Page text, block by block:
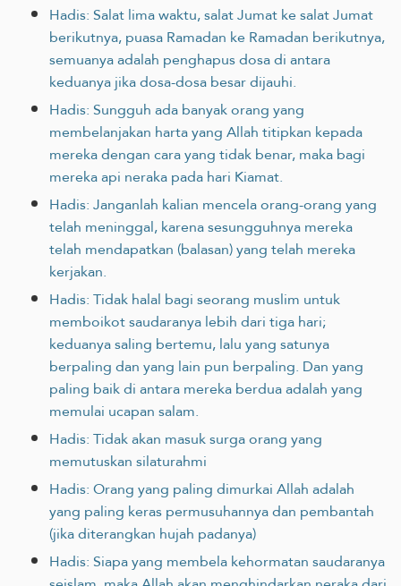
Hadis: Salat lima waktu, salat Jumat ke salat Jumat
berikutnya, puasa Ramadan ke Ramadan berikutnya,
semuanya adalah penghapus dosa di antara
keduanya jika dosa-dosa besar dijauhi.
Hadis: Sungguh ada banyak orang yang
membelanjakan harta yang Allah ‎titipkan kepada
mereka dengan cara yang tidak benar, maka bagi
mereka api neraka pada hari Kiamat.‎
Hadis: Janganlah kalian mencela orang-orang yang
telah meninggal, karena sesungguhnya mereka
telah mendapatkan (balasan) yang telah mereka
kerjakan.
Hadis: Tidak halal bagi seorang muslim untuk
memboikot saudaranya lebih dari tiga hari;
keduanya saling bertemu, lalu yang satunya
berpaling dan yang lain pun berpaling. Dan yang
paling baik di antara mereka berdua adalah yang
memulai ucapan salam.
Hadis: Tidak akan masuk surga orang yang
memutuskan silaturahmi
Hadis: Orang yang paling dimurkai Allah adalah
yang paling keras permusuhannya dan pembantah
(jika diterangkan hujah padanya)
Hadis: Siapa yang membela kehormatan saudaranya